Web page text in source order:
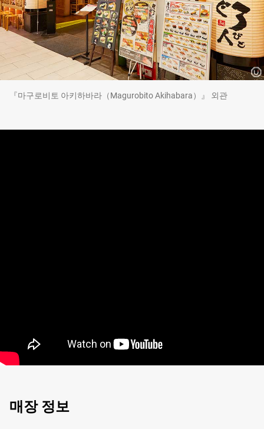
『마구로비토 아키하바라（Magurobito Akihabara）』 외관
매장 정보